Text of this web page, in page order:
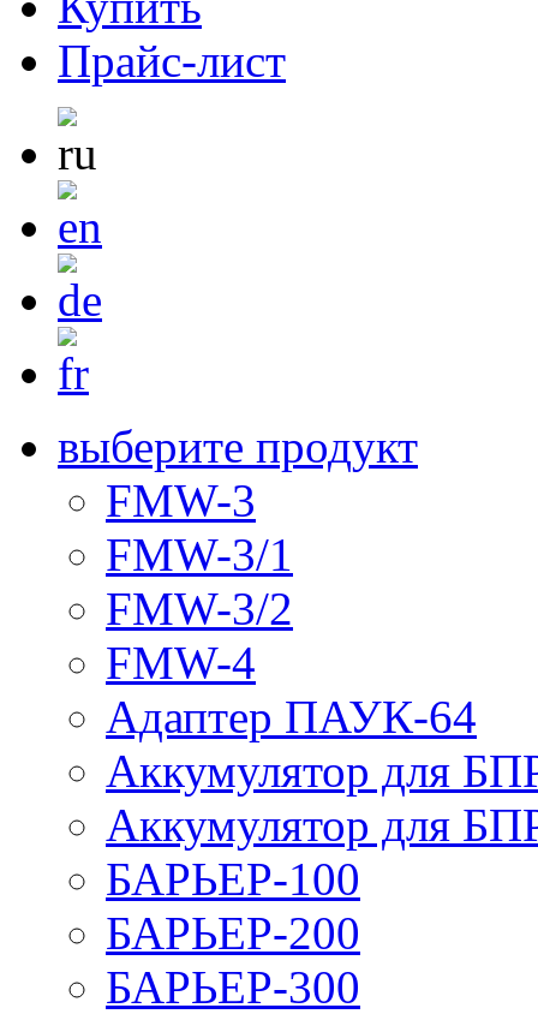
Прайс-лист
выберите продукт
FMW-3
FMW-3/1
FMW-3/2
FMW-4
Адаптер ПАУК-64
Аккумулятор для
Аккумулятор для
БАРЬЕР-100
БАРЬЕР-200
БАРЬЕР-300